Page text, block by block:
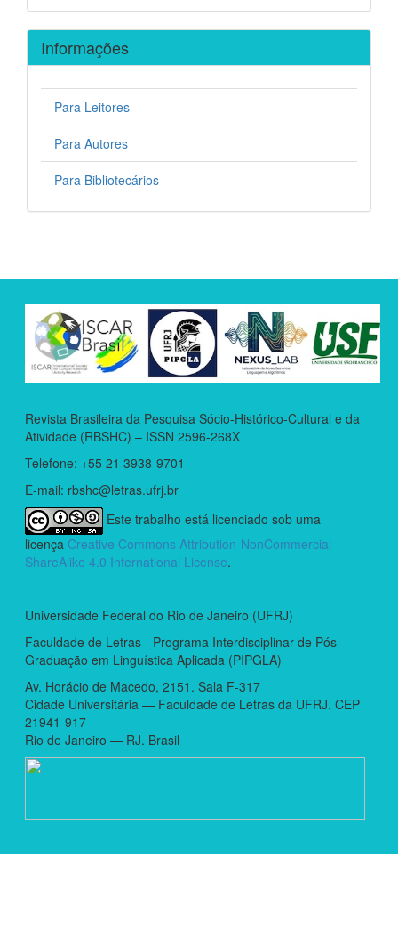
Informações
Para Leitores
Para Autores
Para Bibliotecários
Revista Brasileira da Pesquisa Sócio-Histórico-Cultural e da
Atividade (RBSHC) – ISSN 2596-268X
Telefone: +55 21 3938-9701
E-mail: rbshc@letras.ufrj.br
Este trabalho está licenciado sob uma
licença Creative Commons Attribution-NonCommercial-
ShareAlike 4.0 International License.
Universidade Federal do Rio de Janeiro (UFRJ)
Faculdade de Letras - Programa Interdisciplinar de Pós-
Graduação em Linguística Aplicada (PIPGLA)
Av. Horácio de Macedo, 2151. Sala F-317
Cidade Universitária — Faculdade de Letras da UFRJ. CEP
21941-917
Rio de Janeiro — RJ. Brasil